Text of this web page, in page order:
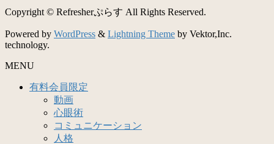
Copyright © Refresherぷらす All Rights Reserved.
Powered by WordPress & Lightning Theme by Vektor,Inc.
technology.
MENU
有料会員限定
動画
心眼術
コミュニケーション
人格